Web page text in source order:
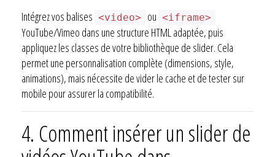
Intégrez vos balises <video> ou <iframe>
YouTube/Vimeo dans une structure HTML adaptée, puis
appliquez les classes de votre bibliothèque de slider. Cela
permet une personnalisation complète (dimensions, style,
animations), mais nécessite de vider le cache et de tester sur
mobile pour assurer la compatibilité.
4. Comment insérer un slider de